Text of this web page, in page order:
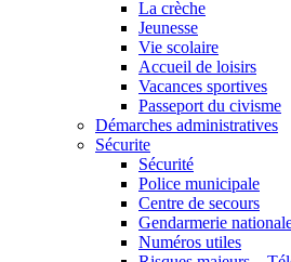
La crèche
Jeunesse
Vie scolaire
Accueil de loisirs
Vacances sportives
Passeport du civisme
Démarches administratives
Sécurite
Sécurité
Police municipale
Centre de secours
Gendarmerie
Numéros utiles